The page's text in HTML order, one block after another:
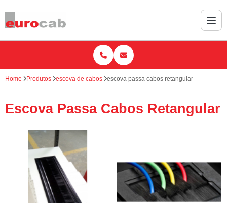
Home Produtos escova de cabos escova passa cabos retangular
Escova Passa Cabos Retangular